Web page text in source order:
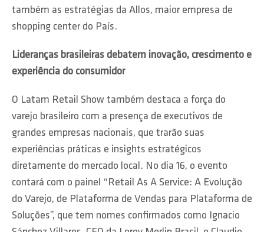
também as estratégias da Allos, maior empresa de
shopping center do País.
Lideranças brasileiras debatem inovação, crescimento e
experiência do consumidor
O Latam Retail Show também destaca a força do
varejo brasileiro com a presença de executivos de
grandes empresas nacionais, que trarão suas
experiências práticas e insights estratégicos
diretamente do mercado local. No dia 16, o evento
contará com o painel “Retail As A Service: A Evolução
do Varejo, de Plataforma de Vendas para Plataforma de
Soluções”, que tem nomes confirmados como Ignacio